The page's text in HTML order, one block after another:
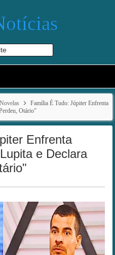
Novelas
Família É Tudo: Júpiter Enfrenta
Otário"
Enfrenta
e Declara